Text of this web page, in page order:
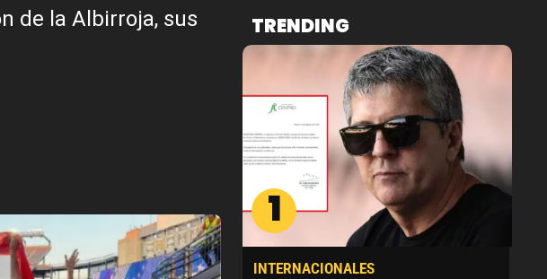
de la Albirroja, sus
TRENDING
1
INTERNACIONALES